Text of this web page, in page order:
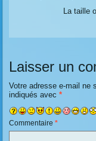
La taille
Laisser un
Votre adresse e-mail ne
indiqués avec*
Commentaire*